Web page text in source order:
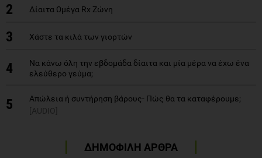
2 Δίαιτα Ωμέγα Rx Ζώνη
3 Χάστε τα κιλά των γιορτών
4
Να κάνω όλη την εβδομάδα δίαιτα και μία μέρα να έχω ένα
ελεύθερο γεύμα;
5
Απώλεια ή συντήρηση βάρους- Πώς θα τα καταφέρουμε;
[AUDIO]
ΔΗΜΟΦΙΛΗ ΑΡΘΡΑ